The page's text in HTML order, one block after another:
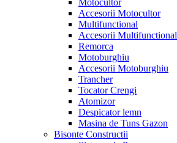
Motocultor
Accesorii Motocultor
Multifunctional
Accesorii Multifunctional
Remorca
Motoburghiu
Accesorii Motoburghiu
Trancher
Tocator Crengi
Atomizor
Despicator lemn
Masina de Tuns Gazon
Bisonte Constructii